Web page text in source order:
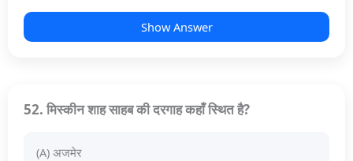
Show Answer
52. मिस्कीन शाह साहब की दरगाह कहाँ स्थित है?
(A) अजमेर